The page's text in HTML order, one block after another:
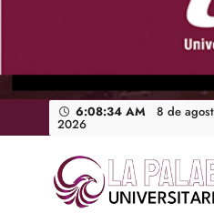
6:08:36 AM 8 de
2026